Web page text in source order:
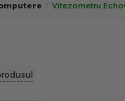
Vitezometru